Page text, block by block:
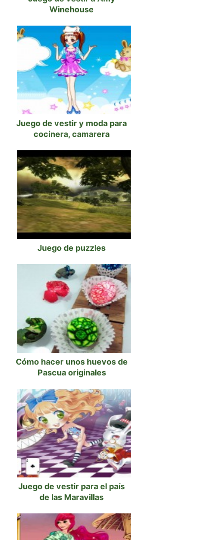
Winehouse
Juego de vestir y moda para
cocinera, camarera
Juego de puzzles
Cómo hacer unos huevos de
Pascua originales
Juego de vestir para el país
de las Maravillas